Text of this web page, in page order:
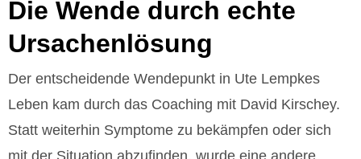
Die Wende durch echte
Ursachenlösung
Der entscheidende Wendepunkt in Ute Lempkes
Leben kam durch das Coaching mit David Kirschey.
Statt weiterhin Symptome zu bekämpfen oder sich
mit der Situation abzufinden, wurde eine andere